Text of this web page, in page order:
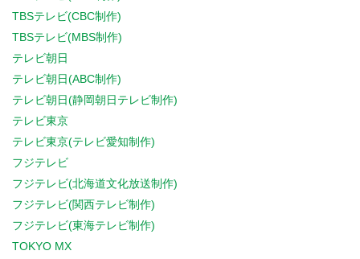
TBSテレビ(CBC制作)
TBSテレビ(MBS制作)
テレビ朝日
テレビ朝日(ABC制作)
テレビ朝日(静岡朝日テレビ制作)
テレビ東京
テレビ東京(テレビ愛知制作)
フジテレビ
フジテレビ(北海道文化放送制作)
フジテレビ(関西テレビ制作)
フジテレビ(東海テレビ制作)
TOKYO MX